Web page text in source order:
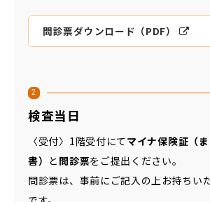
問診票ダウンロード（PDF）
2
検査当日
〈受付〉1階受付にて マイナ保険証（
書） と 問診票をご提出ください。
問診票は、事前にご記入の上お持ちい